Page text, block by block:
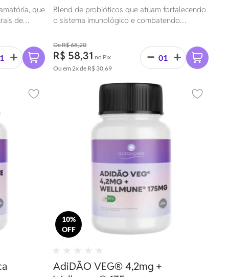
que
de
Blend de probióticos que atuam fortalecendo
o sistema imunológico e combatendo
R$ 68,20
R$ 58,31 no Pix
Ou em 2xde R$ 30,69
Adicionar aos favoritos
10%
OFF
AdiDÃO VEG®️ 4,2mg +
Adicionar